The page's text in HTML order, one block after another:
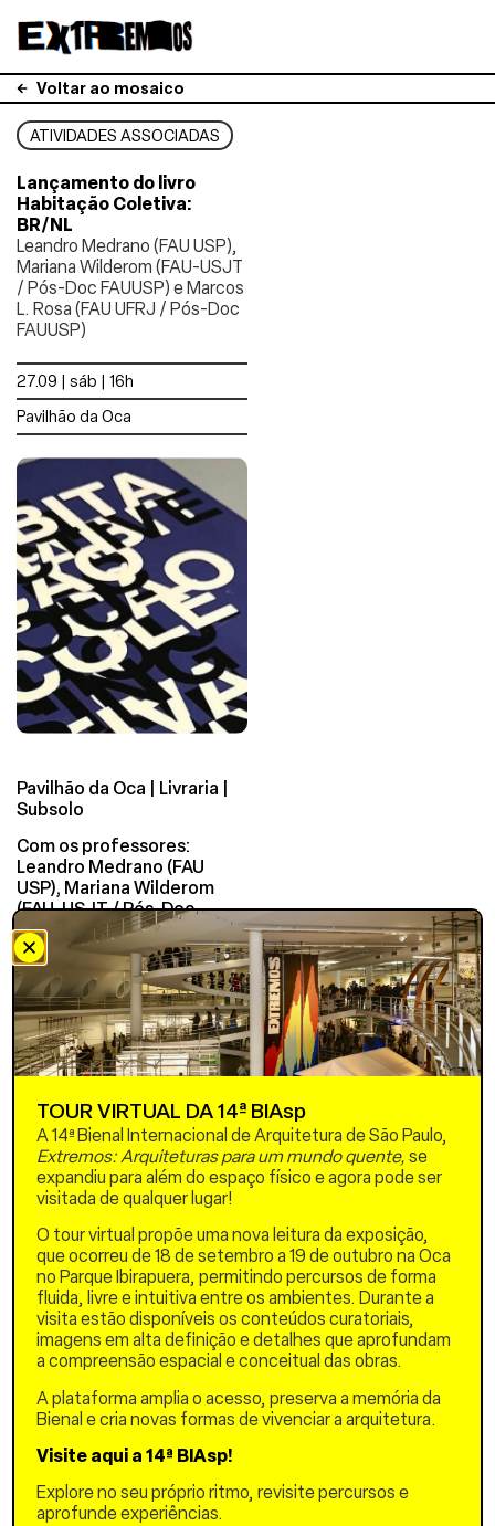
Voltar ao mosaico
ATIVIDADES ASSOCIADAS
Lançamento do livro
Habitação Coletiva:
BR/NL
Leandro Medrano (FAU USP),
Mariana Wilderom (FAU-USJT
/ Pós-Doc FAUUSP) e Marcos
L. Rosa (FAU UFRJ / Pós-Doc
FAUUSP)
27.09 | sáb | 16h
Pavilhão da Oca
Pavilhão da Oca | Livraria |
Subsolo
Com os professores:
Leandro Medrano (FAU
USP), Mariana Wilderom
(FAU-USJT / Pós-Doc
FAUUSP) e Marcos L. Rosa
(FAU UFRJ / Pós-Doc
FAUUSP), que co-editam o
livro junto a Luiz Recamán
(FAU USP), Dick van
Gameren (BK TU-Delft),
Nelson Mota (BK TU-Delft)
e Harald Mooij (BK TU-
Resultado da colaboração
entre a FAUUSP e a TU
Delft, o livro investiga as
intersecções entre
singulares desenvolvidas na
Região Metropolitana de
São Paulo e na Randstad,
entre 1990 e 2010. Embora
as realidades urbanas e as
tradições críticas e
projetuais sejam
notavelmente distintas, o
livro aborda os sentidos
pedagógicos e
disciplinares da AU diante
dos desafios
contemporâneos do
urbano. Identificamos
TOUR VIRTUAL DA 14ª BIAsp
A 14ª Bienal Internacional de Arquitetura de São Paulo,
Extremos: Arquiteturas para um mundo quente, se
expandiu para além do espaço físico e agora pode ser
visitada de qualquer lugar!
O tour virtual propõe uma nova leitura da exposição,
que ocorreu de 18 de setembro a 19 de outubro na Oca
no Parque Ibirapuera, permitindo percursos de forma
fluida, livre e intuitiva entre os ambientes. Durante a
visita estão disponíveis os conteúdos curatoriais,
imagens em alta definição e detalhes que aprofundam
a compreensão espacial e conceitual das obras.
A plataforma amplia o acesso, preserva a memória da
Bienal e cria novas formas de vivenciar a arquitetura.
Visite aqui a 14ª BIAsp!
Explore no seu próprio ritmo, revisite percursos e
aprofunde experiências.